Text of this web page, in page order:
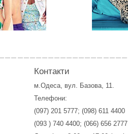
Контакти
м.Одеса, вул. Базова, 11.
Телефони:
(097) 201 5777;(098) 611 4400
(093 ) 740 4400;(066) 656 2777